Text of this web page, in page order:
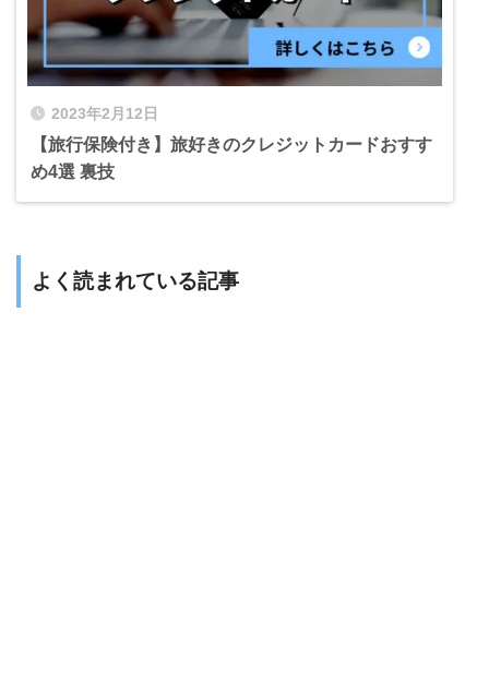
2023年2月12日
【旅行保険付き】旅好きのクレジットカードおすす
め4選 裏技
よく読まれている記事